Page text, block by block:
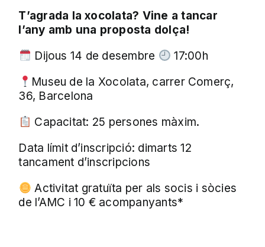
T’agrada la xocolata? Vine a tancar
l’any amb una proposta dolça!
Dijous 14 de desembre
17:00h
Museu de la Xocolata, carrer Comerç,
36, Barcelona
Capacitat: 25 persones màxim.
Data límit d’inscripció: dimarts 12
tancament d’inscripcions
Activitat gratuïta per als socis i sòcies
de l’AMC i 10 € acompanyants*